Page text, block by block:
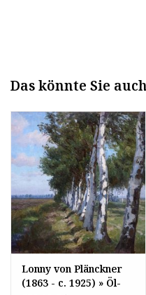
Das könnte Sie
Lonny von Plänckner
(1863 - c. 1925) » Öl-